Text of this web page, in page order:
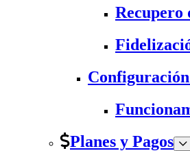
Recupero
Planes y Pagos